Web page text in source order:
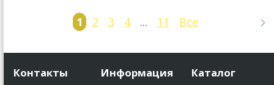
1 2 3 4 ... 11 Все
Контакты Информация Каталог